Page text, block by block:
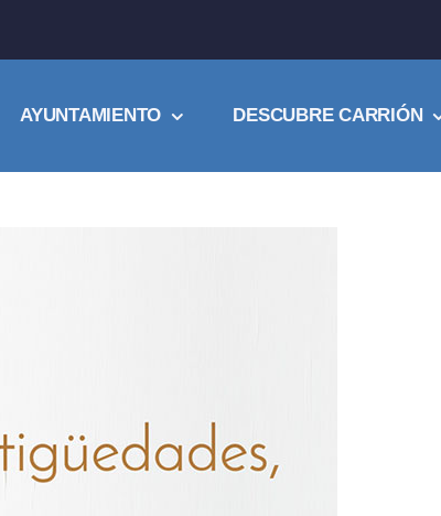
AYUNTAMIENTO DESCUBRE CARRIÓN